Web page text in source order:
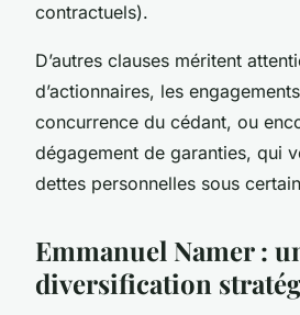
contractuels).
D’autres clauses méritent
d’actionnaires, les
concurrence du cédant, ou
dégagement de garanties, qui
dettes personnelles sous
Emmanuel Namer :
diversification